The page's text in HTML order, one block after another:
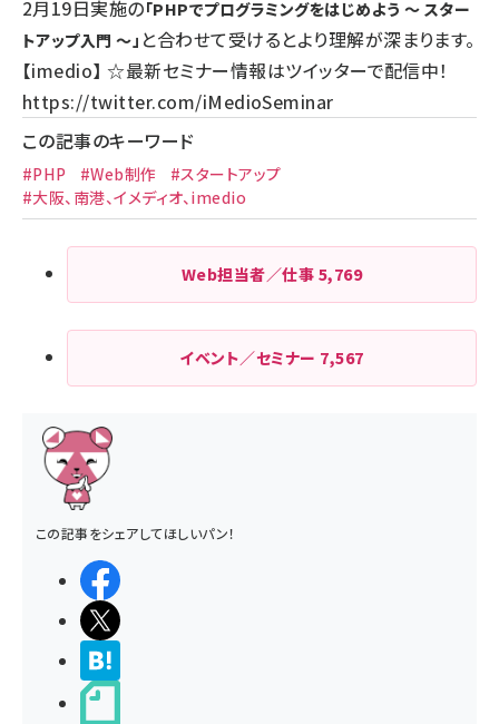
2月19日実施の「PHPでプログラミングをはじめよう ～ スター
トアップ入門 ～」 と合わせて受けるとより理解が深まります。
【imedio】 ☆最新セミナー情報はツイッターで配信中！
https://twitter.com/iMedioSeminar
この記事のキーワード
#PHP #Web制作
#スタートアップ
#大阪、南港、イメディオ、imedio
Web担当者／仕事 5,769
イベント／セミナー 7,567
この記事をシェアしてほしいパン！